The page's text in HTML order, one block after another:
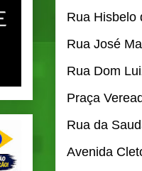
Rua Hisbelo
Rua José
Rua Dom
Praça
Rua da
Avenida